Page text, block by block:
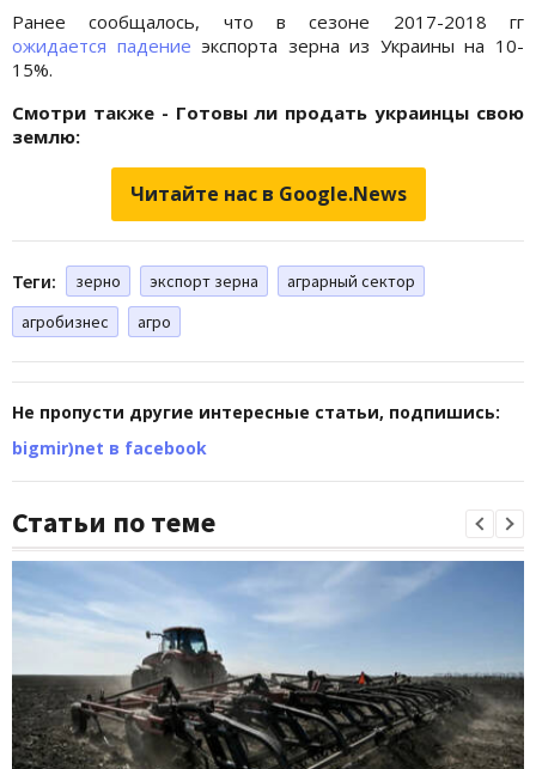
Ранее сообщалось, что в сезоне 2017-2018 гг
ожидается падение экспорта зерна из Украины на 10-
15%.
Смотри также - Готовы ли продать украинцы свою
землю:
Читайте нас в Google.News
Теги: зерно экспорт зерна
аграрный сектор
агробизнес
агро
Не пропусти другие интересные статьи, подпишись:
bigmir)net в facebook
Статьи по теме